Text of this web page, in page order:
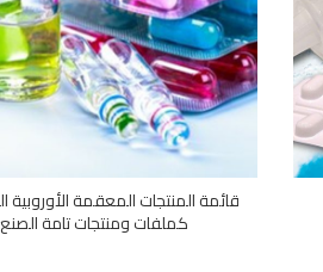
قائمة المنتجات المعقمة الأوروبية
كملفات ومنتجات تامة الصنع